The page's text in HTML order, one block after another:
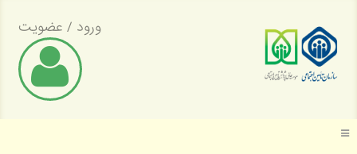
موسسه عالی پژوهش تأمین اجتماعی
ورود/عضویت